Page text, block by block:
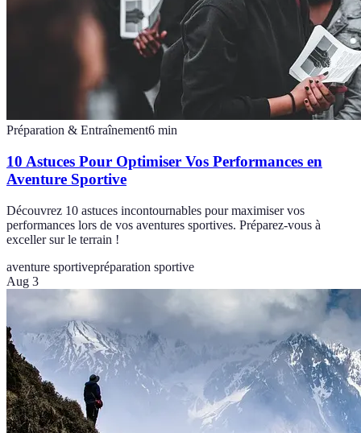
Préparation & Entraînement6 min
10 Astuces Pour Optimiser Vos Performances en
Aventure Sportive
Découvrez 10 astuces incontournables pour maximiser vos
performances lors de vos aventures sportives. Préparez-vous à
exceller sur le terrain !
aventure sportivepréparation sportive
Aug 3